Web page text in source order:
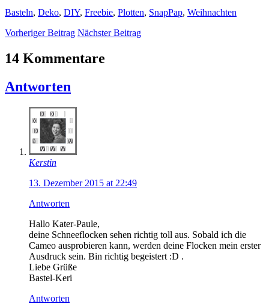
Basteln, Deko, DIY, Freebie, Plotten, SnapPap, Weihnachten
Vorheriger Beitrag Nächster Beitrag
14 Kommentare
Antworten
Kerstin
13. Dezember 2015 at 22:49
Antworten
Hallo Kater-Paule,
deine Schneeflocken sehen richtig toll aus. Sobald ich die
Cameo ausprobieren kann, werden deine Flocken mein erster
Ausdruck sein. Bin richtig begeistert :D .
Liebe Grüße
Bastel-Keri
Antworten